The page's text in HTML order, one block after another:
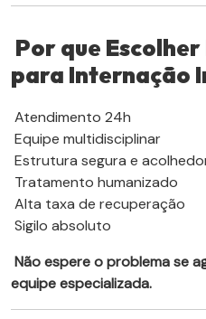
Por que
para Internação
Atendimento 24h
Equipe multidisciplinar
Estrutura segura e
Tratamento humanizado
Alta taxa de recuperação
Sigilo absoluto
Não espere o problema se
equipe especializada.